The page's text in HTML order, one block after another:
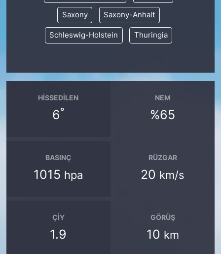
Saxony Saxony-Anhalt
Schleswig-Holstein Thuringia
HISSEDILEN
6°
NEM
%65
BASINÇ
1015 hpa
RÜZGAR
20 km/s
ÇIY
1.9
GÖRÜŞ
10 km